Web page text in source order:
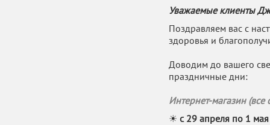
Уважаемые клиенты
Поздравляем вас с
здоровья и
Доводим до вашего
праздничные дни:
Интернет-магазин
☀ с 29 апреля по 1 мая